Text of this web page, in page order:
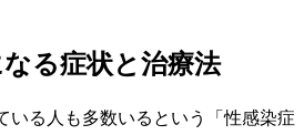
る症状と治療法
いる人も多数いるという「性感染症